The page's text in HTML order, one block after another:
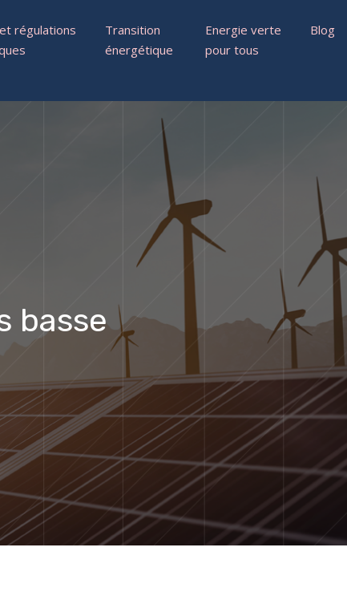
régulations
Transition
énergétique
Energie verte
pour tous
Blog
basse